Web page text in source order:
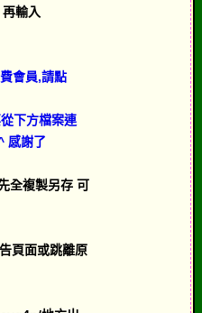
輸入
會員,請點
下方檔案連
感謝了
全複製另存 可
頁面或跳離原